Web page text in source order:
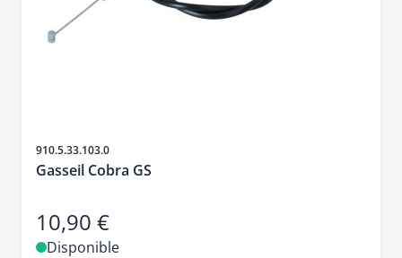
SKU
910.5.33.103.0
Gasseil Cobra GS
10,90 €
Disponible